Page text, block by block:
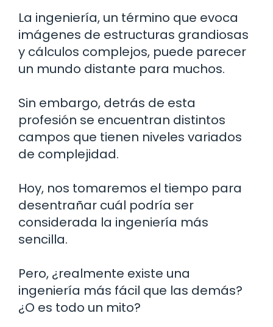
La ingeniería, un término que evoca
imágenes de estructuras grandiosas
y cálculos complejos, puede parecer
un mundo distante para muchos.
Sin embargo, detrás de esta
profesión se encuentran distintos
campos que tienen niveles variados
de complejidad.
Hoy, nos tomaremos el tiempo para
desentrañar cuál podría ser
considerada la ingeniería más
sencilla.
Pero, ¿realmente existe una
ingeniería más fácil que las demás?
¿O es todo un mito?